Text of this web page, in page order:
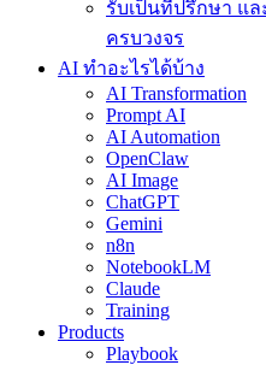
รับเป็นที่ปรึกษา แ
ครบวงจร
AI ทำอะไรได้บ้าง
AI Transformation
Prompt AI
AI Automation
OpenClaw
AI Image
ChatGPT
Gemini
n8n
NotebookLM
Claude
Training
Products
Playbook